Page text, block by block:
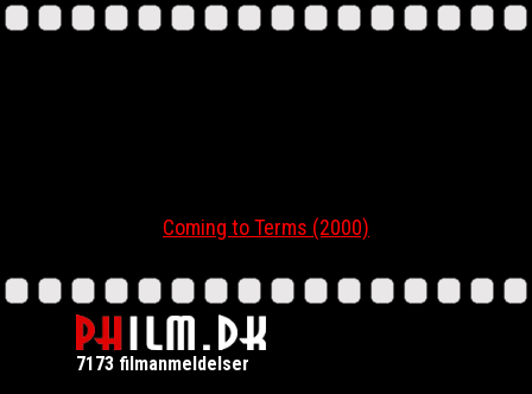
Coming to Terms (2000)
7173 filmanmeldelser